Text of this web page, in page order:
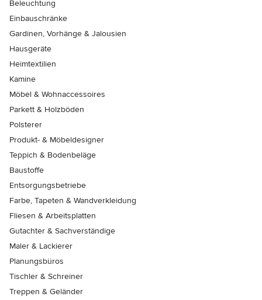
Beleuchtung
Einbauschränke
Gardinen, Vorhänge & Jalousien
Hausgeräte
Heimtextilien
Kamine
Möbel & Wohnaccessoires
Parkett & Holzböden
Polsterer
Produkt- & Möbeldesigner
Teppich & Bodenbeläge
Baustoffe
Entsorgungsbetriebe
Farbe, Tapeten & Wandverkleidung
Fliesen & Arbeitsplatten
Gutachter & Sachverständige
Maler & Lackierer
Planungsbüros
Tischler & Schreiner
Treppen & Geländer